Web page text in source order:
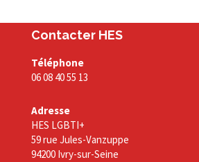
Contacter HES
Téléphone
06 08 40 55 13
Adresse
HES LGBTI+
59 rue Jules-Vanzuppe
94200 Ivry-sur-Seine